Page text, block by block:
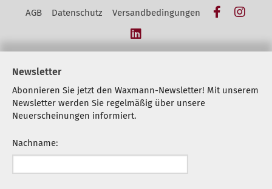
AGB
Datenschutz Versandbedingungen Facebook
Newsletter
Abonnieren Sie jetzt den Waxmann-Newsletter! Mit unserem
Newsletter werden Sie regelmäßig über unsere
Neuerscheinungen informiert.
Nachname: